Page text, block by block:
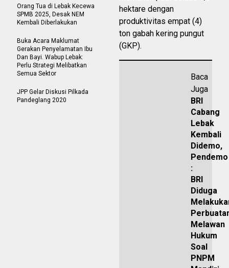
hektare dengan
produktivitas empat (4)
ton gabah kering pungut
(GKP).
Baca
Juga
BRI
Cabang
Lebak
Kembali
Didemo,
Pendemo
:
BRI
Diduga
Melawan
Hukum
Soal
PNPM
Orang Tua di Lebak Kecewa
SPMB 2025, Desak NEM
Kembali Diberlakukan
Buka Acara Maklumat
Gerakan Penyelamatan Ibu
Dan Bayi. Wabup Lebak:
Perlu Strategi Melibatkan
Semua Sektor
JPP Gelar Diskusi Pilkada
Pandeglang 2020